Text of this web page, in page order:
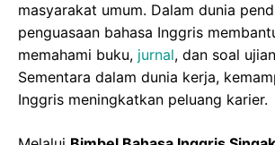
masyarakat umum. Dalam dunia
penguasaan bahasa Inggris
memahami buku, jurnal, dan soal
Sementara dalam dunia kerja,
Inggris meningkatkan peluang karier.